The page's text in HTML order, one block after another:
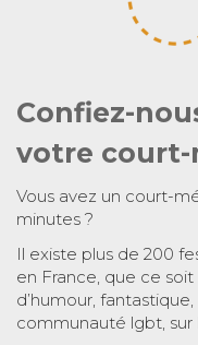
Confiez-
votre court-
Vous avez un court-
minutes ?
Il existe plus de 200
en France, que ce
d’humour,
communauté lgbt, sur